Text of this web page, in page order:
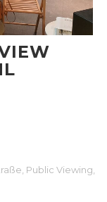
Public Viewing